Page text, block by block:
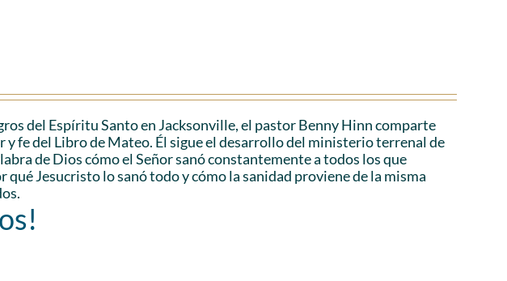
del Espíritu Santo en Jacksonville, el pastor Benny Hinn comparte
y fe del Libro de Mateo. Él sigue el desarrollo del ministerio terrenal de
de Dios cómo el Señor sanó constantemente a todos los que
Jesucristo lo sanó todo y cómo la sanidad proviene de la misma